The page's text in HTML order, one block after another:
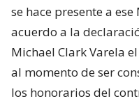
se hace presente a
acuerdo a la
Michael Clark Varela
al momento de ser
los honorarios del